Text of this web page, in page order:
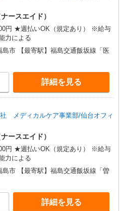
ースエイド）
円 ★週払いOK（規定あり） ※給与
力による
島市 【最寄駅】福島交通飯坂線「医
詳細を見る
メディカルケア事業部/仙台オフィ
ースエイド）
円 ★週払いOK（規定あり） ※給与
力による
島市 【最寄駅】福島交通飯坂線「曽
詳細を見る